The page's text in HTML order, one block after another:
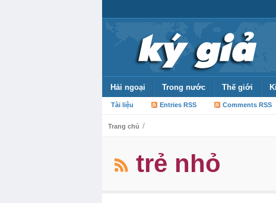
Hải ngoại Trong nước Thế giới
Tài liệu Entries RSS Comments RSS
Trang chủ /
trẻ nhỏ